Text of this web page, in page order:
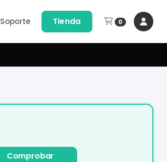
Soporte Tienda 0
Comprobar